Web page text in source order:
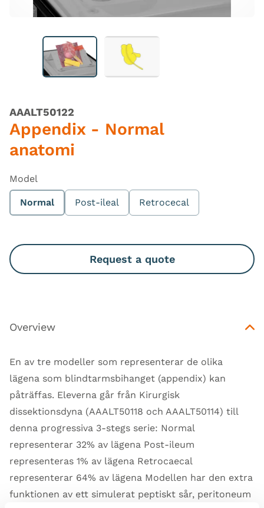
AAALT50122
Appendix - Normal
anatomi
Model
Normal Post-ileal Retrocecal
Request a quote
Overview
En av tre modeller som representerar de olika
lägena som blindtarmsbihanget (appendix) kan
påträffas. Eleverna går från Kirurgisk
dissektionsdyna (AAALT50118 och AAALT50114) till
denna progressiva 3-stegs serie: Normal
representerar 32% av lägena Post-ileum
representeras 1% av lägena Retrocaecal
representerar 64% av lägena Modellen har den extra
funktionen av ett simulerat peptiskt sår, peritoneum